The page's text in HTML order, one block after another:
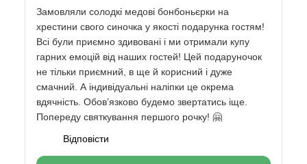
Замовляли солодкі медові бонбоньєрки на
хрестини свого синочка у якості подарунка гостям!
Всі були приємно здивовані і ми отримали купу
гарних емоцій від наших гостей! Цей подаруночок
не тільки приємний, в ще й корисний і дуже
смачний. А індивідуальні наліпки це окрема
вдячність. Обов’язково будемо звертатись іще.
Попереду святкування першого рочку! 🤗
Відповісти